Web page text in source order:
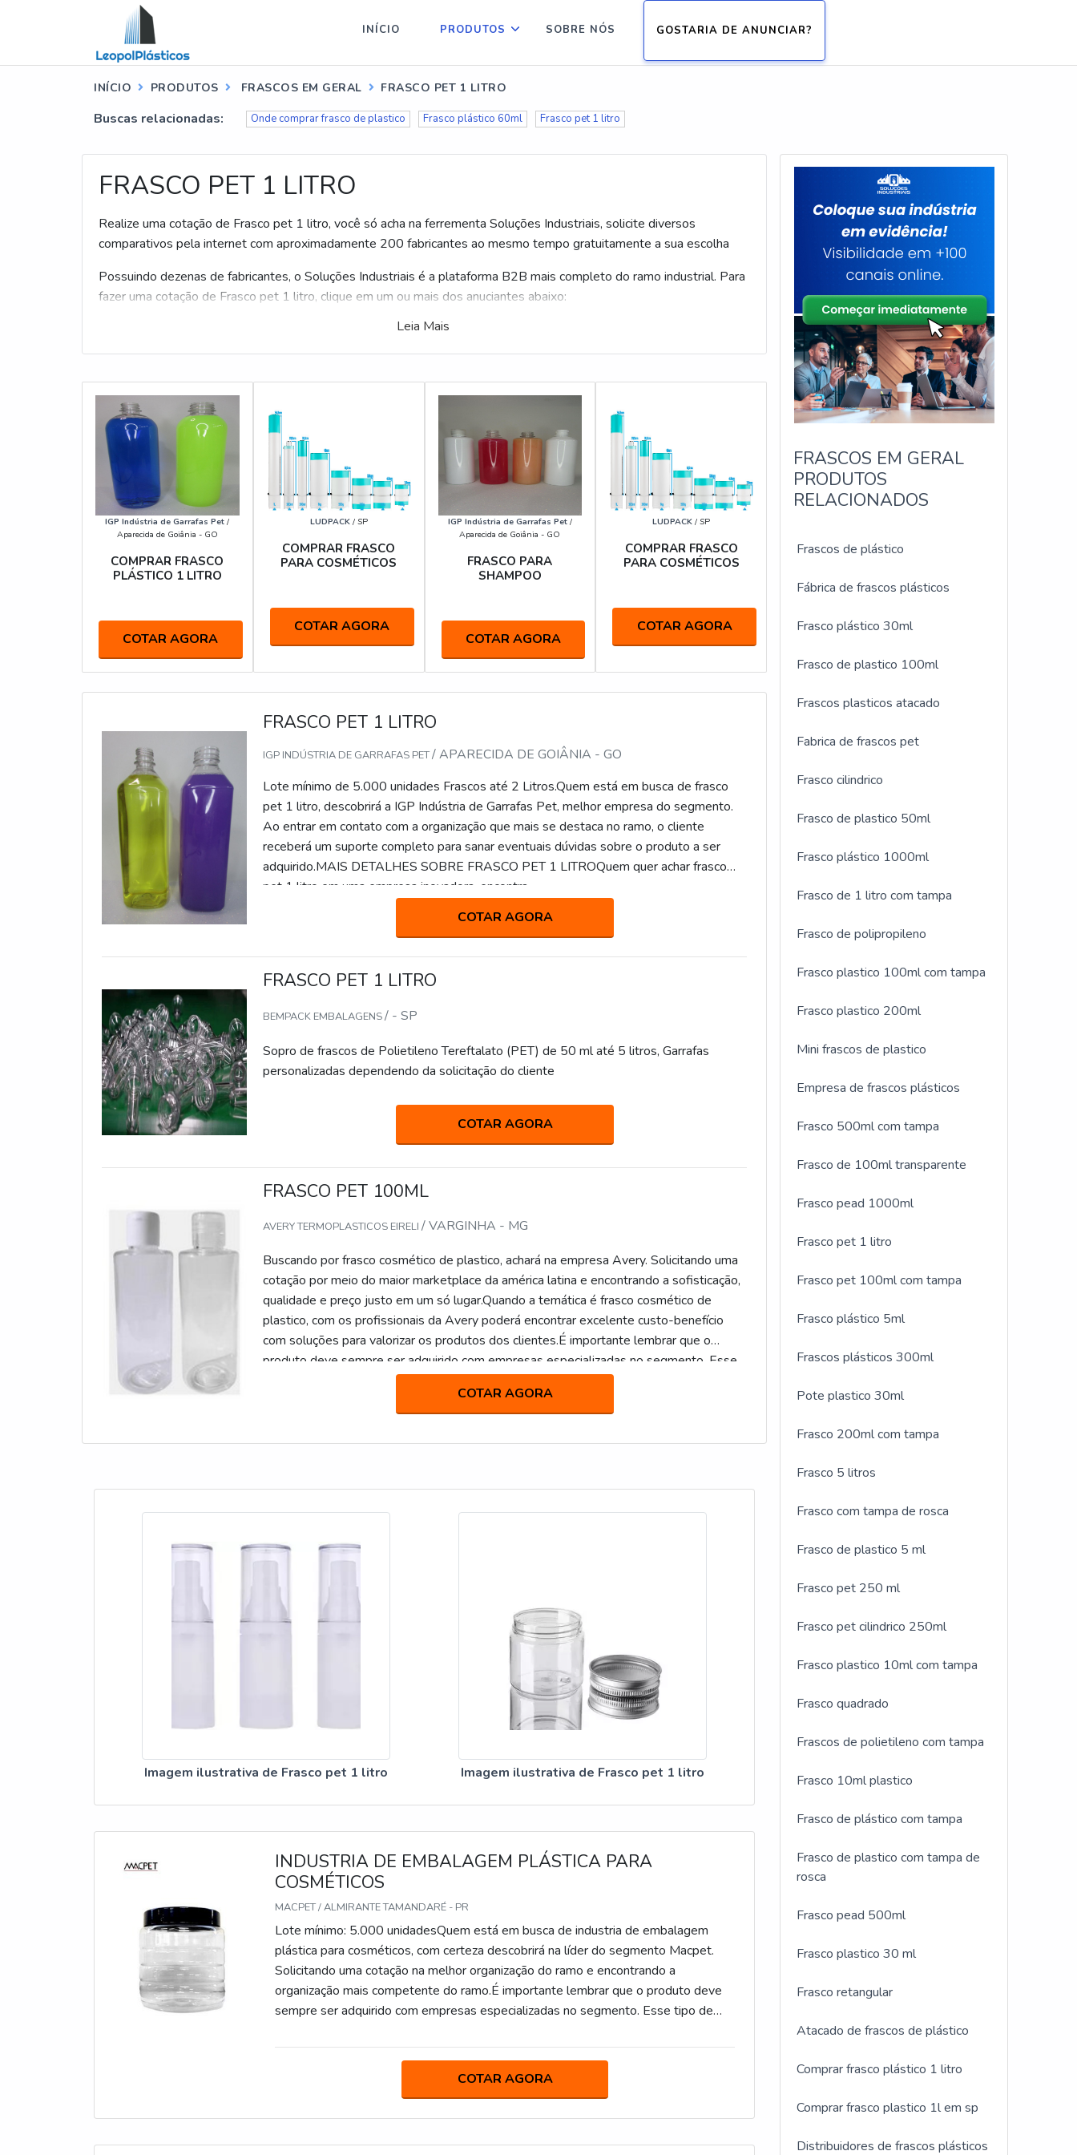
INÍCIO PRODUTOS SOBRE NÓS GOSTARIA DE ANUNCIAR?
INÍCIO PRODUTOS FRASCOS EM GERAL FRASCO PET 1 LITRO
Buscas relacionadas: Onde comprar frasco de plastico Frasco plástico 60ml Frasco pet 1 litro
FRASCO PET 1 LITRO
Realize uma cotação de Frasco pet 1 litro, você só acha na ferrementa Soluções Industriais, solicite diversos
comparativos pela internet com aproximadamente 200 fabricantes ao mesmo tempo gratuitamente a sua escolha
Possuindo dezenas de fabricantes, o Soluções Industriais é a plataforma B2B mais completo do ramo industrial. Para
fazer uma cotação de Frasco pet 1 litro, clique em um ou mais dos anuciantes abaixo:
Leia Mais
IGP Indústria de Garrafas Pet /
Aparecida de Goiânia - GO
COMPRAR FRASCO
PLÁSTICO 1 LITRO
COTAR AGORA
LUDPACK/ SP
COMPRAR FRASCO
PARA COSMÉTICOS
COTAR AGORA
IGP Indústria de Garrafas Pet/
Aparecida de Goiânia - GO
FRASCO PARA
SHAMPOO
COTAR AGORA
LUDPACK / SP
COMPRAR FRASCO
PARA COSMÉTICOS
COTAR AGORA
FRASCO PET 1 LITRO
IGP INDÚSTRIA DE GARRAFAS PET/ APARECIDA DE GOIÂNIA - GO
Lote mínimo de 5.000 unidades Frascos até 2 Litros.Quem está em busca de frasco
pet 1 litro, descobrirá a IGP Indústria de Garrafas Pet, melhor empresa do segmento.
Ao entrar em contato com a organização que mais se destaca no ramo, o cliente
receberá um suporte completo para sanar eventuais dúvidas sobre o produto a ser
adquirido.MAIS DETALHES SOBRE FRASCO PET 1 LITROQuem quer achar frasco
pet 1 litro em uma empresa inovadora, encontra...
COTAR AGORA
FRASCO PET 1 LITRO
BEMPACK EMBALAGENS/ - SP
Sopro de frascos de Polietileno Tereftalato (PET) de 50 ml até 5 litros, Garrafas
personalizadas dependendo da solicitação do cliente
COTAR AGORA
FRASCO PET 100ML
AVERY TERMOPLASTICOS EIRELI/ VARGINHA - MG
Buscando por frasco cosmético de plastico, achará na empresa Avery. Solicitando uma
cotação por meio do maior marketplace da américa latina e encontrando a sofisticação,
qualidade e preço justo em um só lugar.Quando a temática é frasco cosmético de
plastico, com os profissionais da Avery poderá encontrar excelente custo-benefício
com soluções para valorizar os produtos dos clientes.É importante lembrar que o
produto deve sempre ser adquirido com empresas especializadas no segmento. Esse
tipo de cuidado ajuda a garantir a qualidade e durabilidade dos materiais, além de evitar
prejuízos com substituições frequentes de produtos ineficazes. Assim, é possível
PLASTICOHá muitas maneiras eficientes de demonstrar competência e excelência em
importante buscar uma empresa que tenha produtos e serviços com ótima qualidade e
excelente custo-benefício, detalhes que passam despercebidos e podem gerar
segmento de termoplásticos e congêneres. O objetivo é disponibilizar sempre a
qualidade final para fidelização do cliente com parcerias duradouras. Conta com um time
de colaboradores proativos que estão esperando seu contato para tirar todas as suas
dúvidas e melhor atender.MAIS INFORMAÇÕES INTERESSANTES SOBRE A
ORGANIZAÇÃOSomente na Avery é possível encontrar a solução para quem busca
termoplásticos e congêneres. Os clientes encontram itens como frascos para
cosméticos e tampas para potes com ótima qualidade e precisão.Garantimos a
treinados e altamente qualificados. A Avery é uma empresa que tem feito a diferença
no mercado pela idoneidade em tudo que faz, garantindo a melhor experiência de
todos os clientes.
COTAR AGORA
Imagem ilustrativa de Frasco pet 1 litro Imagem ilustrativa de Frasco pet 1 litro
INDUSTRIA DE EMBALAGEM PLÁSTICA PARA
COSMÉTICOS
MACPET / ALMIRANTE TAMANDARÉ - PR
Lote mínimo: 5.000 unidadesQuem está em busca de industria de embalagem
plástica para cosméticos, com certeza descobrirá na líder do segmento Macpet.
Solicitando uma cotação na melhor organização do ramo e encontrando a
organização mais competente do ramo.É importante lembrar que o produto deve
sempre ser adquirido com empresas especializadas no segmento. Esse tipo de
prejuízos com substituições frequentes de produtos que não cumprem com suas
funções adequadamente. Assim, é possível poupar gastos
empresa trabalha com frascos e garrafas, oferecendo o que há de melhor em
COTAR AGORA
FRASCOS EM GERAL
PRODUTOS
RELACIONADOS
Frascos de plástico
Fábrica de frascos plásticos
Frasco plástico 30ml
Frasco de plastico 100ml
Frascos plasticos atacado
Fabrica de frascos pet
Frasco cilindrico
Frasco de plastico 50ml
Frasco plástico 1000ml
Frasco de 1 litro com tampa
Frasco de polipropileno
Frasco plastico 100ml com tampa
Frasco plastico 200ml
Mini frascos de plastico
Empresa de frascos plásticos
Frasco 500ml com tampa
Frasco de 100ml transparente
Frasco pead 1000ml
Frasco pet 1 litro
Frasco pet 100ml com tampa
Frasco plástico 5ml
Frascos plásticos 300ml
Pote plastico 30ml
Frasco 200ml com tampa
Frasco 5 litros
Frasco com tampa de rosca
Frasco de plastico 5 ml
Frasco pet 250 ml
Frasco pet cilindrico 250ml
Frasco plastico 10ml com tampa
Frasco quadrado
Frascos de polietileno com tampa
Frasco 10ml plastico
Frasco de plástico com tampa
Frasco de plastico com tampa de
rosca
Frasco pead 500ml
Frasco plastico 30 ml
Frasco retangular
Atacado de frascos de plástico
Comprar frasco plástico 1 litro
Comprar frasco plastico 1l em sp
Distribuidores de frascos plásticos